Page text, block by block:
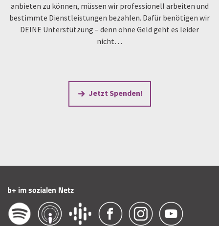
anbieten zu können, müssen wir professionell arbeiten und
bestimmte Dienstleistungen bezahlen. Dafür benötigen wir
DEINE Unterstützung – denn ohne Geld geht es leider
nicht…
Jetzt Spenden!
b+ im sozialen Netz